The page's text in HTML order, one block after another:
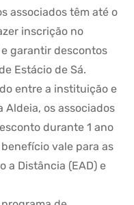
associados têm até o
inscrição no
e garantir descontos
Estácio de Sá.
entre a instituição e
Aldeia, os associados
durante 1 ano
vale para as
a Distância (EAD) e